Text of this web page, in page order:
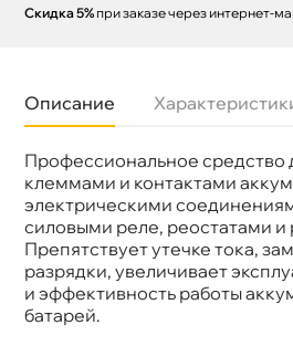
Скидка 5% при заказе через интернет-
Описание
Профессиональное средство
клеммами и контактами
электрическими
силовыми реле, реостатами и
Препятствует утечке тока,
разрядки, увеличивает
и эффективность работы
атарей.
Бренд
Axiom
Объем
650мл
Артикул
A9631